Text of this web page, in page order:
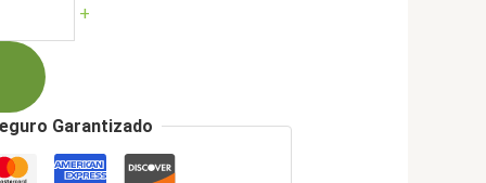
+
Garantizado